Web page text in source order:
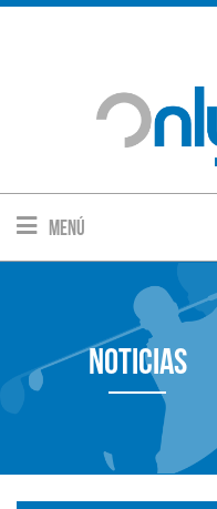
Menú
Noticias